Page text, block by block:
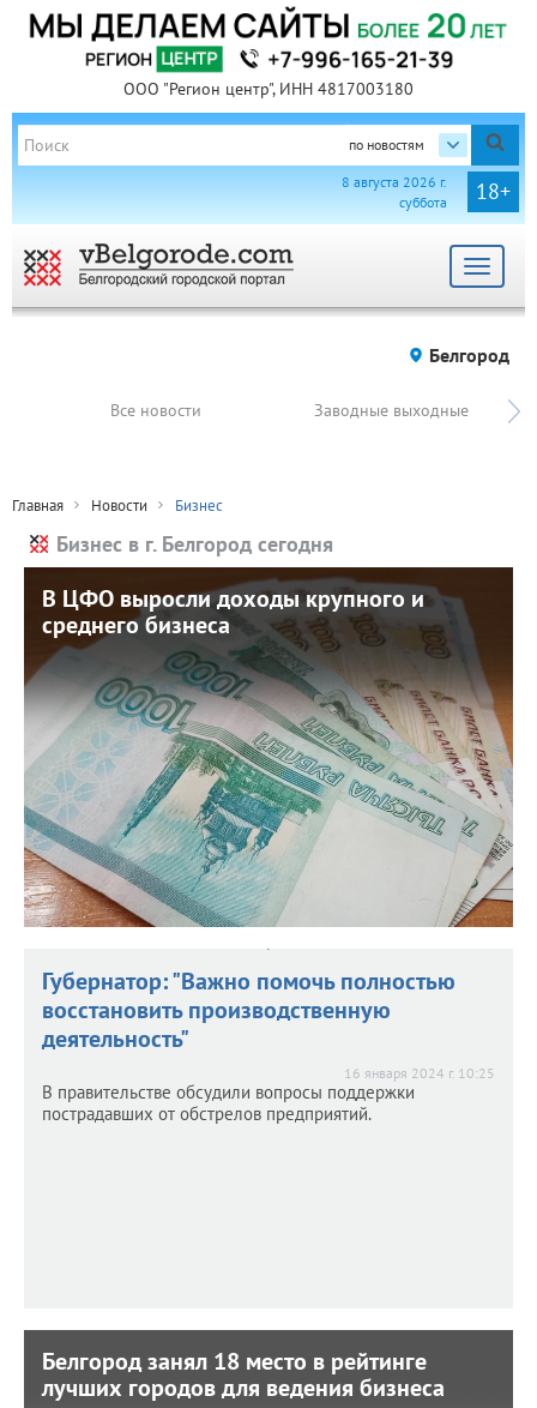
ООО "Регион центр", ИНН 4817003180
по новостям
18+
8 августа 2026 г.
суббота
Toggle
Белгород
Все новости Заводные выходные
Главная Новости Бизнес
Бизнес в г. Белгород сегодня
В ЦФО выросли доходы крупного и
среднего бизнеса
В ЦФО выросли доходы крупного и
среднего бизнеса
30 сентября 2024 г. 10:01
Относительно прошлого года предприятия заработали
на 11 трлн больше.
Губернатор: "Важно помочь полностью
восстановить производственную
деятельность"
16 января 2024 г. 10:25
В правительстве обсудили вопросы поддержки
пострадавших от обстрелов предприятий.
Белгород занял 18 место в рейтинге
лучших городов для ведения бизнеса
Белгород занял 18 место в рейтинге
лучших городов для ведения бизнеса